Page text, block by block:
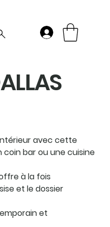
avec cette
coin bar ou une cuisine
à la fois
et le dossier
et